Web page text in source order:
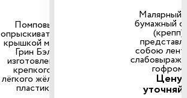
Помповый
опрыскиватель с
крышкой марки
Грин Бэлт
изготовлен из
крепкого и
лёгкого жёлтого
пластика.
Малярный
бумажный
(крепп)
собою
гофром.
Цену